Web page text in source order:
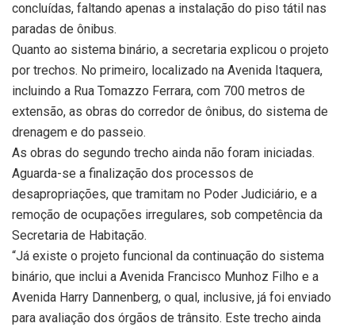
concluídas, faltando apenas a instalação do piso tátil nas
paradas de ônibus.
Quanto ao sistema binário, a secretaria explicou o projeto
por trechos. No primeiro, localizado na Avenida Itaquera,
incluindo a Rua Tomazzo Ferrara, com 700 metros de
extensão, as obras do corredor de ônibus, do sistema de
drenagem e do passeio.
As obras do segundo trecho ainda não foram iniciadas.
Aguarda-se a finalização dos processos de
desapropriações, que tramitam no Poder Judiciário, e a
remoção de ocupações irregulares, sob competência da
Secretaria de Habitação.
“Já existe o projeto funcional da continuação do sistema
binário, que inclui a Avenida Francisco Munhoz Filho e a
Avenida Harry Dannenberg, o qual, inclusive, já foi enviado
para avaliação dos órgãos de trânsito. Este trecho ainda